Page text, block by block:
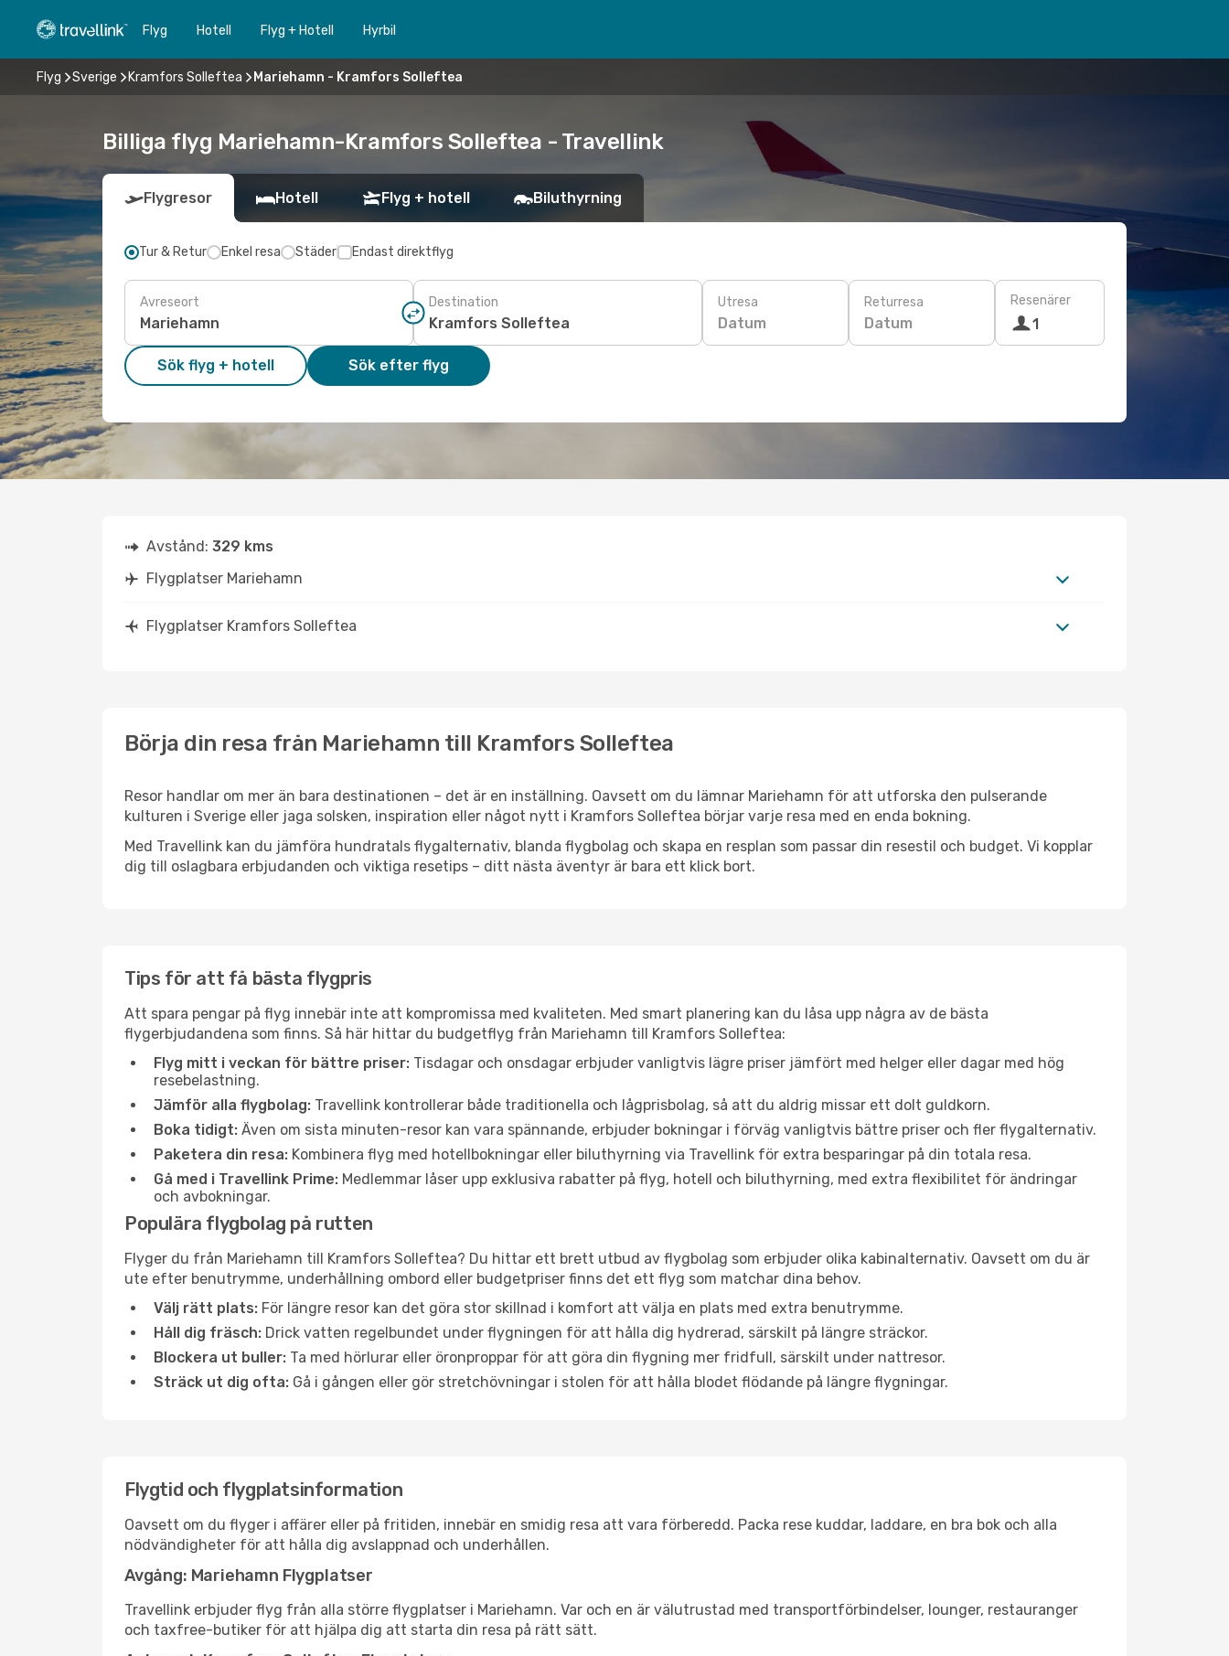
Flyg Hotell Flyg + Hotell Hyrbil
Flyg Sverige Kramfors Solleftea Mariehamn - Kramfors Solleftea
Billiga flyg Mariehamn-Kramfors Solleftea - Travellink
Flygresor Hotell Flyg + hotell Biluthyrning
Tur & Retur Enkel resa Städer Endast direktflyg
Avreseort Destination Utresa
Datum
Returresa
Datum
Resenärer
1
Sök flyg + hotell Sök efter flyg
Avstånd: 329 kms
Flygplatser Mariehamn
Flygplatser Kramfors Solleftea
Börja din resa från Mariehamn till Kramfors Solleftea
Resor handlar om mer än bara destinationen – det är en inställning. Oavsett om du lämnar Mariehamn för att utforska den pulserande
kulturen i Sverige eller jaga solsken, inspiration eller något nytt i Kramfors Solleftea börjar varje resa med en enda bokning.
Med Travellink kan du jämföra hundratals flygalternativ, blanda flygbolag och skapa en resplan som passar din resestil och budget. Vi kopplar
dig till oslagbara erbjudanden och viktiga resetips – ditt nästa äventyr är bara ett klick bort.
Tips för att få bästa flygpris
Att spara pengar på flyg innebär inte att kompromissa med kvaliteten. Med smart planering kan du låsa upp några av de bästa
flygerbjudandena som finns. Så här hittar du budgetflyg från Mariehamn till Kramfors Solleftea:
Flyg mitt i veckan för bättre priser: Tisdagar och onsdagar erbjuder vanligtvis lägre priser jämfört med helger eller dagar med hög
resebelastning.
Jämför alla flygbolag: Travellink kontrollerar både traditionella och lågprisbolag, så att du aldrig missar ett dolt guldkorn.
Boka tidigt: Även om sista minuten-resor kan vara spännande, erbjuder bokningar i förväg vanligtvis bättre priser och fler flygalternativ.
Paketera din resa: Kombinera flyg med hotellbokningar eller biluthyrning via Travellink för extra besparingar på din totala resa.
Gå med i Travellink Prime: Medlemmar låser upp exklusiva rabatter på flyg, hotell och biluthyrning, med extra flexibilitet för ändringar
och avbokningar.
Populära flygbolag på rutten
Flyger du från Mariehamn till Kramfors Solleftea? Du hittar ett brett utbud av flygbolag som erbjuder olika kabinalternativ. Oavsett om du är
ute efter benutrymme, underhållning ombord eller budgetpriser finns det ett flyg som matchar dina behov.
Välj rätt plats: För längre resor kan det göra stor skillnad i komfort att välja en plats med extra benutrymme.
Håll dig fräsch: Drick vatten regelbundet under flygningen för att hålla dig hydrerad, särskilt på längre sträckor.
Blockera ut buller: Ta med hörlurar eller öronproppar för att göra din flygning mer fridfull, särskilt under nattresor.
Sträck ut dig ofta: Gå i gången eller gör stretchövningar i stolen för att hålla blodet flödande på längre flygningar.
Flygtid och flygplatsinformation
Oavsett om du flyger i affärer eller på fritiden, innebär en smidig resa att vara förberedd. Packa rese kuddar, laddare, en bra bok och alla
nödvändigheter för att hålla dig avslappnad och underhållen.
Avgång: Mariehamn Flygplatser
Travellink erbjuder flyg från alla större flygplatser i Mariehamn. Var och en är välutrustad med transportförbindelser, lounger, restauranger
och taxfree-butiker för att hjälpa dig att starta din resa på rätt sätt.